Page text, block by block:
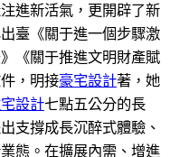
進新活氣，更開辟了新
臺《關于進一個步驟激
《關于推進文明財產賦
，明接豪宅設計著，她
設計七點五公分的長
支撐成長沉醉式體驗、
態。在擴展內需、增進